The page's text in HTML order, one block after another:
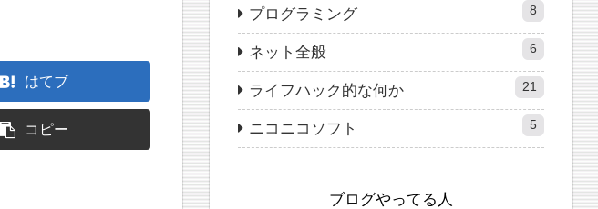
はてブ
コピー
プログラミング 8
ネット全般 6
ライフハック的な何か 21
ニコニコソフト 5
ブログやってる人